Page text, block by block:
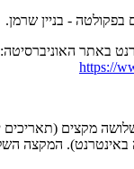
- בניין שרמן.
באתר האוניברסיטה:
https://
מקצים (תאריכים
המקצה